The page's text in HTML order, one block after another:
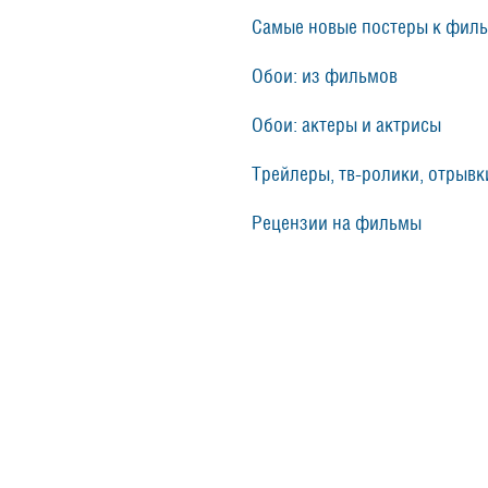
Самые новые постеры к
Обои: из фильмов
Обои: актеры и актрисы
Трейлеры, тв-ролики,
Рецензии на фильмы